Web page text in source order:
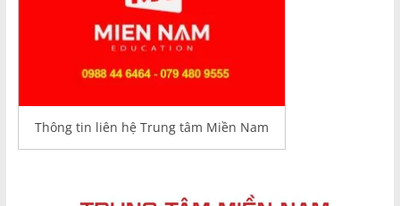
Thông tin liên hệ Trung tâm Miền Nam